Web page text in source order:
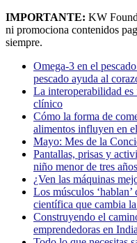
IMPORTANTE: KW
ni promociona contenidos
siempre.
Omega-3 en el
pescado ayuda al
La interoperabilidad es
clínico
Cómo la forma de
alimentos influyen en
Mayo: Mes de la
Pantallas, prisas y
niño menor de tres años
¿Ven las máquinas
Los músculos
científica que cambia
Construyendo el
emprendedoras en India